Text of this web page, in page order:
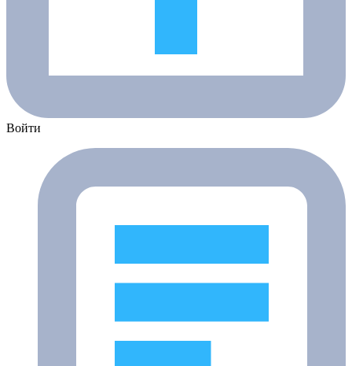
Войти